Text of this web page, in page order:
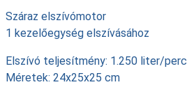
Száraz elszívómotor
1 kezelőegység elszívásához
Elszívó teljesítmény: 1.250 liter/perc
Méretek: 24x25x25 cm